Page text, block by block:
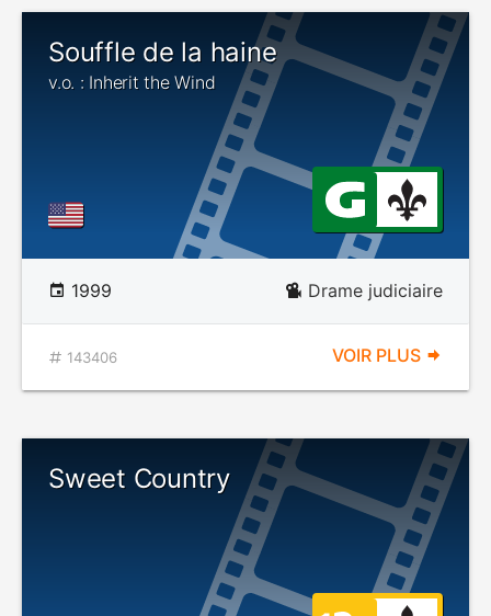
Souffle de la haine
v.o. : Inherit the Wind
1999 Drame judiciaire
143406 VOIR PLUS
Sweet Country